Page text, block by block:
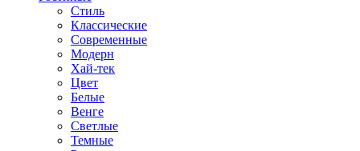
Стиль
Классические
Современные
Модерн
Хай-тек
Цвет
Белые
Венге
Светлые
Темные